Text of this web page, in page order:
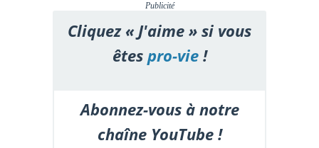
Publicité
Cliquez « J'aime » si vous
êtespro-vie!
Abonnez-vous à notre
chaîne YouTube !